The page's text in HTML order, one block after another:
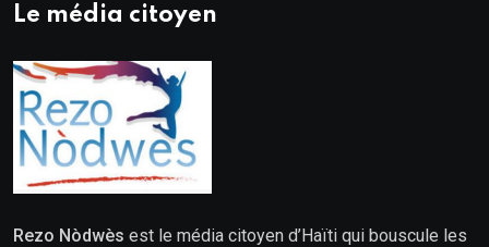
Le média citoyen
Rezo Nòdwès est le média citoyen d’Haïti qui bouscule les